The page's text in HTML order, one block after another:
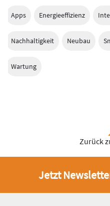
Apps Energieeffizienz
Nachhaltigkeit Neubau
Wartung
Zurück
Jetzt